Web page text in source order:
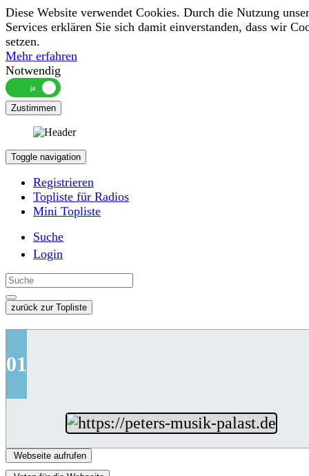
Diese Website verwendet Cookies. Durch die Nutzung
Services erklären Sie sich damit einverstanden, dass wir
setzen.
Mehr erfahren
Notwendig
Zustimmen
Toggle navigation
Registrieren
Topliste für Radios
Mini Topliste
Suche
Login
zurück zur Topliste
01
Webseite aufrufen